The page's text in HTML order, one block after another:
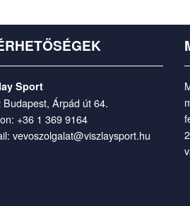
Sport
Budapest, Árpád út 64.
+36 1 369 9164
vevoszolgalat@viszlaysport.hu